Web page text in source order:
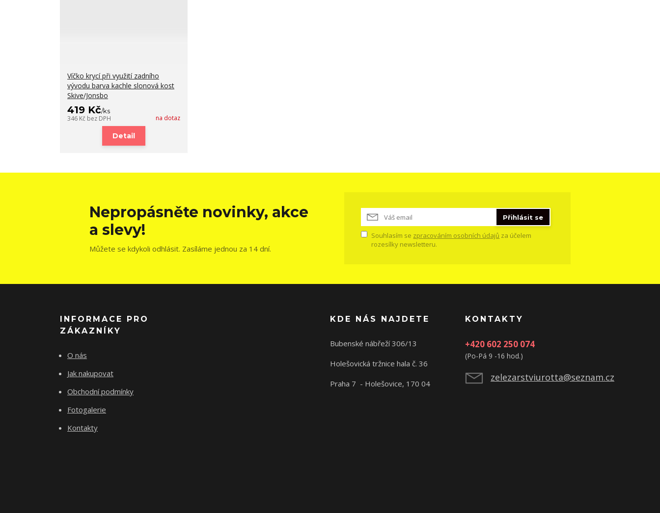
Víčko krycí při využití zadního
vývodu barva kachle slonová kost
Skive/Jonsbo
419 Kč/ks
346 Kč bez DPH na dotaz
Detail
Nepropásněte novinky, akce
a slevy!
Můžete se kdykoli odhlásit. Zasíláme jednou za 14 dní.
Přihlásit se
Souhlasím se zpracováním osobních údajů za účelem
rozesílky newsletteru.
INFORMACE PRO
ZÁKAZNÍKY
O nás
Jak nakupovat
Obchodní podmínky
Fotogalerie
Kontakty
KDE NÁS NAJDETE
Bubenské nábřeží 306/13
Holešovická tržnice hala č. 36
Praha 7 - Holešovice, 170 04
KONTAKTY
+420 602 250 074
(Po-Pá 9 -16 hod.)
zelezarstviurotta@seznam.cz